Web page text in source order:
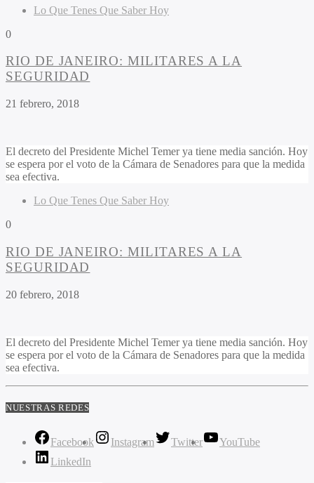
Lo Que Tenes Que Saber Hoy
0
RIO DE JANEIRO: MILITARES A LA
SEGURIDAD
21 febrero, 2018
El decreto del Presidente Michel Temer ya tiene media sanción. Hoy
se espera por el voto de la Cámara de Senadores para que la medida
sea efectiva.
Lo Que Tenes Que Saber Hoy
0
RIO DE JANEIRO: MILITARES A LA
SEGURIDAD
20 febrero, 2018
El decreto del Presidente Michel Temer ya tiene media sanción. Hoy
se espera por el voto de la Cámara de Senadores para que la medida
sea efectiva.
NUESTRAS REDES
Facebook Instagram Twitter
YouTube
LinkedIn